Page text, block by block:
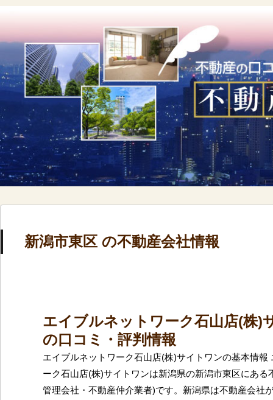
新潟市東区 の不動産会社情報
エイブルネットワーク石山店(株)
の口コミ・評判情報
エイブルネットワーク石山店(株)サイトワンの基本情報
ーク石山店(株)サイトワンは新潟県の新潟市東区にある
管理会社・不動産仲介業者)です。新潟県は不動産会社